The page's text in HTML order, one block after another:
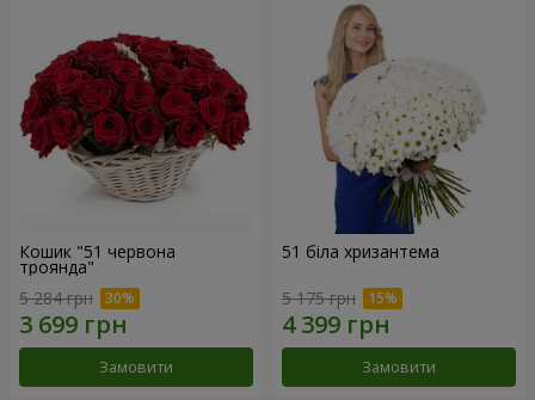
Кошик "51 червона
троянда"
5 284 грн
Замовити
51 біла хризантема
5 175 грн
Замовити